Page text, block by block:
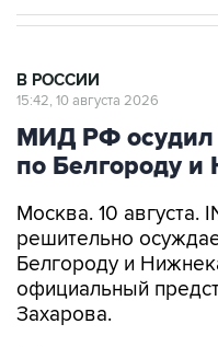
В РОССИИ
15:42, 10 августа 2026
МИД РФ осудил
по Белгороду
Москва. 10 августа.
решительно
Белгороду и
официальный
Захарова.